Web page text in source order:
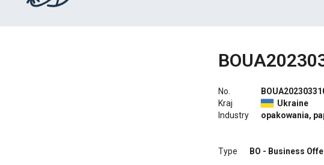
No.
Kraj
Industry
Ukraine
opakowania,
Type BO - Business